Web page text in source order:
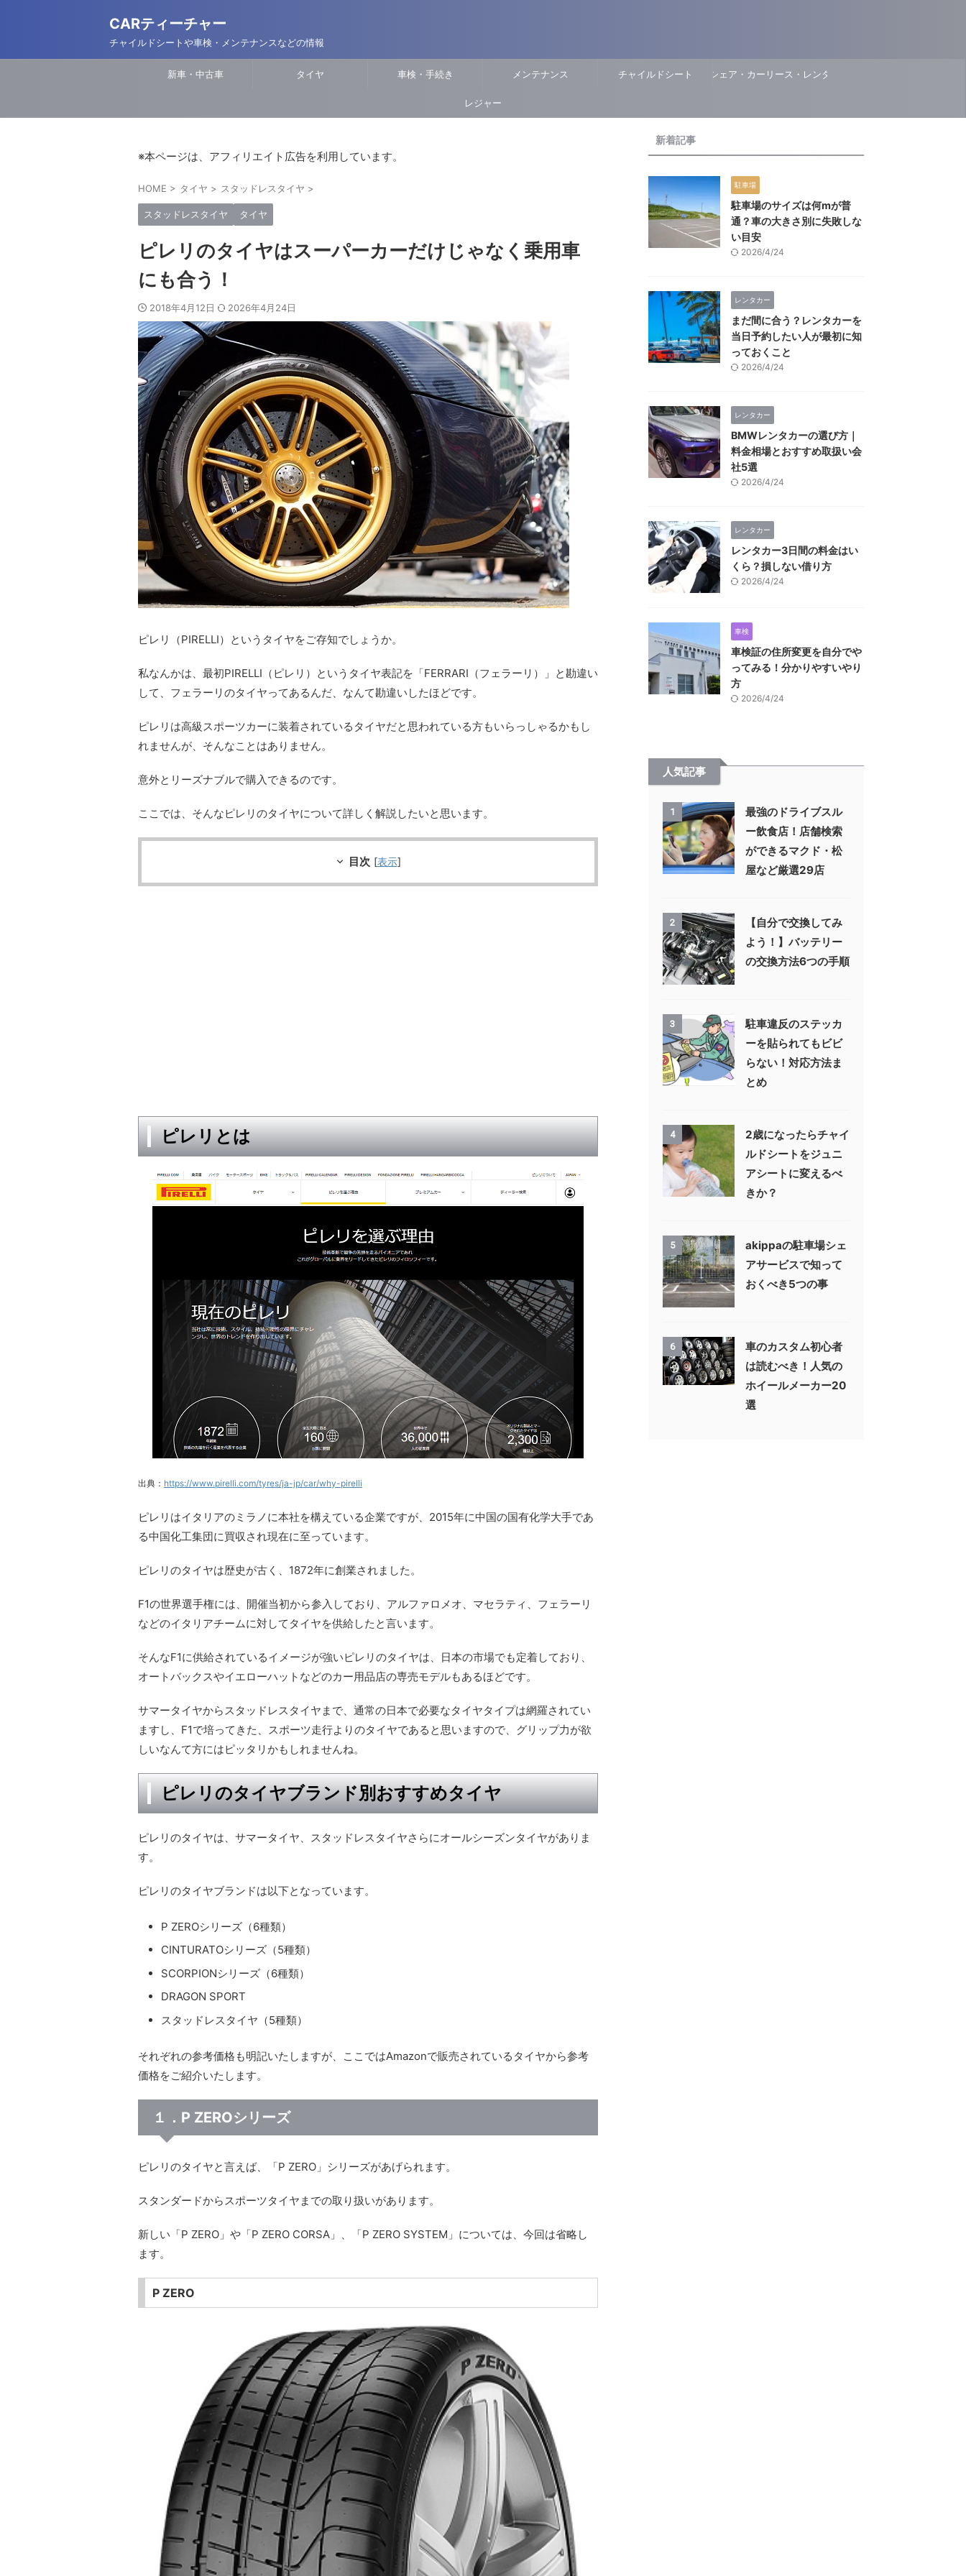
CARティーチャー
チャイルドシートや車検・メンテナンスなどの情報
新車・中古車 タイヤ 車検・手続き メンテナンス チャイルドシート カーシェア・カーリース・レンタカー
レジャー
※本ページは、アフィリエイト広告を利用しています。
HOME > タイヤ > スタッドレスタイヤ >
スタッドレスタイヤ タイヤ
ピレリのタイヤはスーパーカーだけじゃなく乗用車
にも合う！
2018年4月12日 2026年4月24日
ピレリ（PIRELLI）というタイヤをご存知でしょうか。
私なんかは、最初PIRELLI（ピレリ）というタイヤ表記を「FERRARI（フェラーリ）」と勘違い
して、フェラーリのタイヤってあるんだ、なんて勘違いしたほどです。
ピレリは高級スポーツカーに装着されているタイヤだと思われている方もいらっしゃるかもし
れませんが、そんなことはありません。
意外とリーズナブルで購入できるのです。
ここでは、そんなピレリのタイヤについて詳しく解説したいと思います。
目次 [表示]
ピレリとは
出典： https://www.pirelli.com/tyres/ja-jp/car/why-pirelli
ピレリはイタリアのミラノに本社を構えている企業ですが、2015年に中国の国有化学大手であ
る中国化工集団に買収され現在に至っています。
ピレリのタイヤは歴史が古く、1872年に創業されました。
F1の世界選手権には、開催当初から参入しており、アルファロメオ、マセラティ、フェラーリ
などのイタリアチームに対してタイヤを供給したと言います。
そんなF1に供給されているイメージが強いピレリのタイヤは、日本の市場でも定着しており、
オートバックスやイエローハットなどのカー用品店の専売モデルもあるほどです。
サマータイヤからスタッドレスタイヤまで、通常の日本で必要なタイヤタイプは網羅されてい
ますし、F1で培ってきた、スポーツ走行よりのタイヤであると思いますので、グリップ力が欲
しいなんて方にはピッタリかもしれませんね。
ピレリのタイヤブランド別おすすめタイヤ
ピレリのタイヤは、サマータイヤ、スタッドレスタイヤさらにオールシーズンタイヤがありま
す。
ピレリのタイヤブランドは以下となっています。
P ZEROシリーズ（6種類）
CINTURATOシリーズ（5種類）
SCORPIONシリーズ（6種類）
DRAGON SPORT
スタッドレスタイヤ（5種類）
それぞれの参考価格も明記いたしますが、ここではAmazonで販売されているタイヤから参考
価格をご紹介いたします。
１．P ZEROシリーズ
ピレリのタイヤと言えば、「P ZERO」シリーズがあげられます。
スタンダードからスポーツタイヤまでの取り扱いがあります。
新しい「P ZERO」や「P ZERO CORSA」、「P ZERO SYSTEM」については、今回は省略し
ます。
P ZERO
新着記事
駐車場
駐車場のサイズは何mが普
通？車の大きさ別に失敗しな
い目安
2026/4/24
レンタカー
まだ間に合う？レンタカーを
当日予約したい人が最初に知
っておくこと
2026/4/24
レンタカー
BMWレンタカーの選び方｜
料金相場とおすすめ取扱い会
社5選
2026/4/24
レンタカー
レンタカー3日間の料金はい
くら？損しない借り方
2026/4/24
車検
車検証の住所変更を自分でや
ってみる！分かりやすいやり
方
2026/4/24
人気記事
1
最強のドライブスル
ー飲食店！店舗検索
ができるマクド・松
屋など厳選29店
2
【自分で交換してみ
よう！】バッテリー
の交換方法6つの手順
3
駐車違反のステッカ
ーを貼られてもビビ
らない！対応方法ま
とめ
4
2歳になったらチャイ
ルドシートをジュニ
アシートに変えるべ
きか？
5
akippaの駐車場シェ
アサービスで知って
おくべき5つの事
6
車のカスタム初心者
は読むべき！人気の
ホイールメーカー20
選